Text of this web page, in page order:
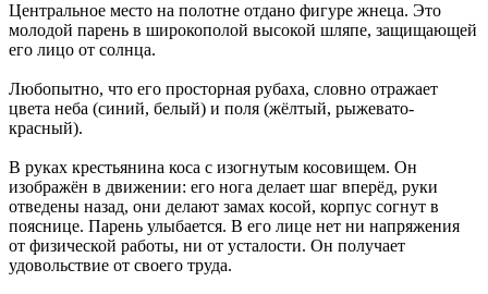
Центральное место на полотне отдано фигуре жнеца. Это
молодой парень в широкополой высокой шляпе, защищающей
его лицо от солнца.
Любопытно, что его просторная рубаха, словно отражает
цвета неба (синий, белый) и поля (жёлтый, рыжевато-
красный).
В руках крестьянина коса с изогнутым косовищем. Он
изображён в движении: его нога делает шаг вперёд, руки
отведены назад, они делают замах косой, корпус согнут в
пояснице. Парень улыбается. В его лице нет ни напряжения
от физической работы, ни от усталости. Он получает
удовольствие от своего труда.